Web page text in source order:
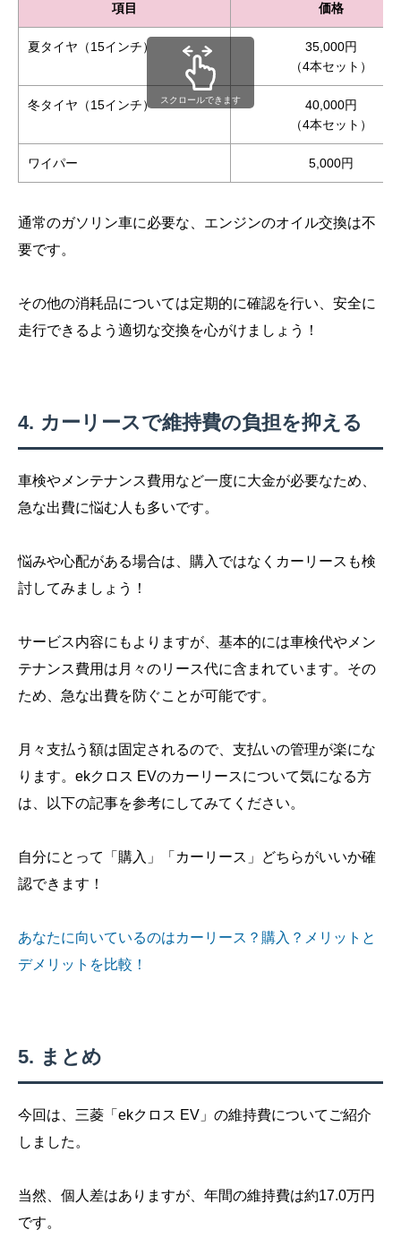
項目 価格
夏タイヤ（15インチ）
35,000円
（4本セット）
冬タイヤ（15インチ）
40,000円
（4本セット）
ワイパー 5,000円
スクロールできます
通常のガソリン車に必要な、エンジンのオイル交換は不
要です。
その他の消耗品については定期的に確認を行い、安全に
走行できるよう適切な交換を心がけましょう！
カーリースで維持費の負担を抑える
車検やメンテナンス費用など一度に大金が必要なため、
急な出費に悩む人も多いです。
悩みや心配がある場合は、購入ではなくカーリースも検
討してみましょう！
サービス内容にもよりますが、基本的には車検代やメン
テナンス費用は月々のリース代に含まれています。その
ため、急な出費を防ぐことが可能です。
月々支払う額は固定されるので、支払いの管理が楽にな
ります。ekクロス EVのカーリースについて気になる方
は、以下の記事を参考にしてみてください。
自分にとって「購入」「カーリース」どちらがいいか確
認できます！
あなたに向いているのはカーリース？購入？メリットと
デメリットを比較！
まとめ
今回は、三菱「ekクロス EV」の維持費についてご紹介
しました。
当然、個人差はありますが、年間の維持費は約17.0万円
です。